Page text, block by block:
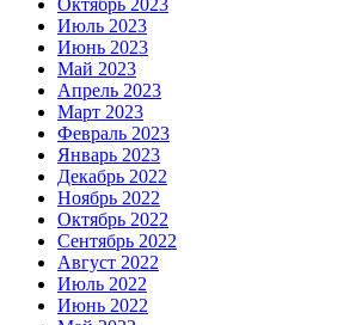
Октябрь 2023
Июль 2023
Июнь 2023
Май 2023
Апрель 2023
Март 2023
Февраль 2023
Январь 2023
Декабрь 2022
Ноябрь 2022
Октябрь 2022
Сентябрь 2022
Август 2022
Июль 2022
Июнь 2022